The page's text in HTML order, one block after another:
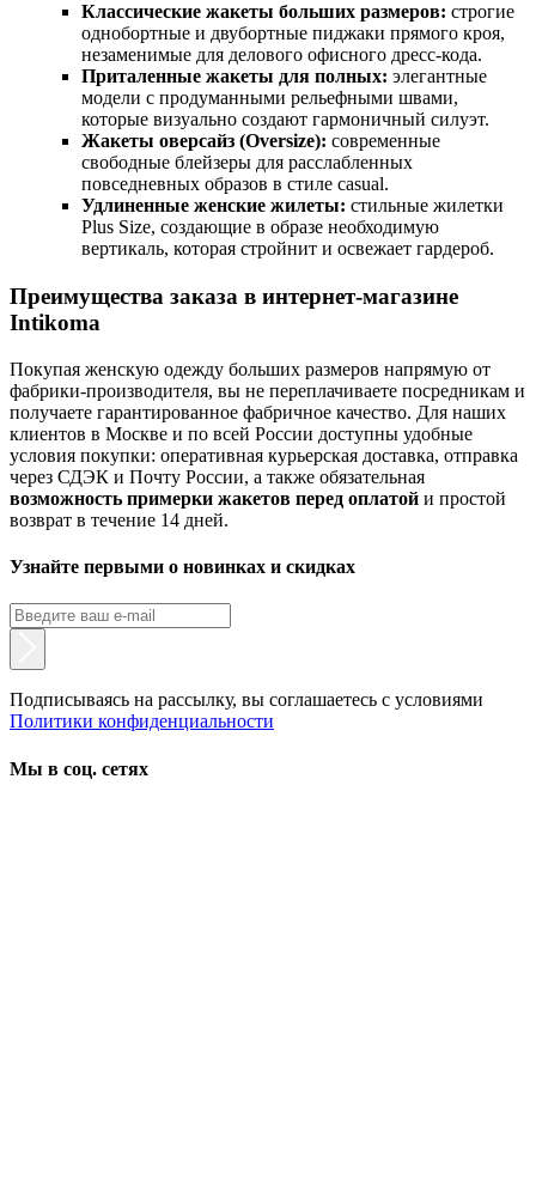
Классические жакеты больших размеров: строгие
однобортные и двубортные пиджаки прямого кроя,
незаменимые для делового офисного дресс-кода.
Приталенные жакеты для полных: элегантные
модели с продуманными рельефными швами,
которые визуально создают гармоничный силуэт.
Жакеты оверсайз (Oversize): современные
свободные блейзеры для расслабленных
повседневных образов в стиле casual.
Удлиненные женские жилеты: стильные жилетки
Plus Size, создающие в образе необходимую
вертикаль, которая стройнит и освежает гардероб.
Преимущества заказа в интернет-магазине
Intikoma
Покупая женскую одежду больших размеров напрямую от
фабрики-производителя, вы не переплачиваете посредникам и
получаете гарантированное фабричное качество. Для наших
клиентов в Москве и по всей России доступны удобные
условия покупки: оперативная курьерская доставка, отправка
через СДЭК и Почту России, а также обязательная
возможность примерки жакетов перед оплатой и простой
возврат в течение 14 дней.
Узнайте первыми о новинках и скидках
Подписываясь на рассылку, вы соглашаетесь с условиями
Политики конфиденциальности
Мы в соц. сетях